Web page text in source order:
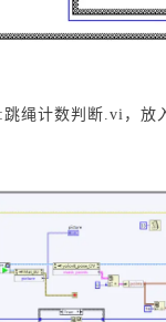
绳计数判断.vi，放